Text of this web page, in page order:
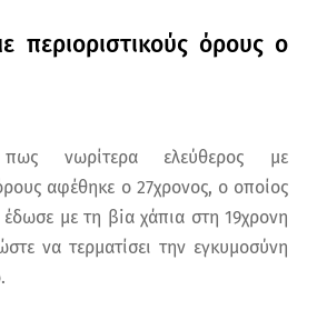
περιοριστικούς όρους ο
πως νωρίτερα ελεύθερος με
αφέθηκε ο 27χρονος, ο οποίος
έδωσε με τη βiα χάπια στη 19χρονη
να τερματίσει την εγκυμοσύνη